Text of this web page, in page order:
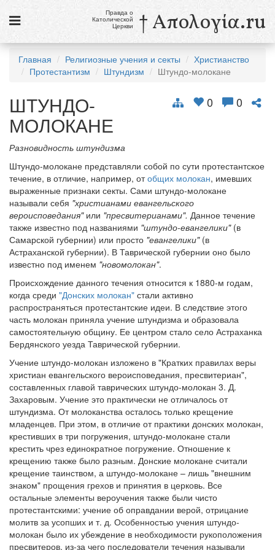
Новости
Католики в России
Галерея
Викторины
Ссылки
Религиозные учения и секты, справочник
9 августа
Св. Тереза Бенедикта Креста, дева и мученица
см. календарь
Обратная связь
mail@apologia.ru
Отправить сообщение
Правда о
Католической
Церкви † Απολογία.ru
Главная Религиозные учения и секты
Христианство
Протестантизм
Штундизм Штундо-молокане
0 0
ШТУНДО-
МОЛОКАНЕ
Разновидность штундизма
Штундо-молокане представляли собой по сути протестантское
течение, в отличие, например, отобщих молокан, имевших
выраженные признаки секты. Сами штундо-молокане
называли себя "христианами евангельского
вероисповедания"или "пресвитерианами". Данное течение
также известно под названиями "штундо-евангелики"(в
Самарской губернии) или просто "евангелики"(в
Астраханской губернии). В Таврической губернии оно было
известно под именем "новомолокан".
Происхождение данного течения относится к 1880-м годам,
когда среди "Донских молокан" стали активно
распространяться протестантские идеи. В следствие этого
часть молокан приняла учение штундизма и образовала
самостоятельную общину. Ее центром стало село Астраханка
Бердянского уезда Таврической губернии.
Учение штундо-молокан изложено в "Кратких правилах веры
христиан евангельского вероисповедания, пресвитериан",
составленных главой таврических штундо-молокан 3. Д.
Захаровым. Учение это практически не отличалось от
штундизма. От молоканства осталось только крещение
младенцев. При этом, в отличие от практики донских молокан,
крестивших в три погружения, штундо-молокане стали
крестить чрез единократное погружение. Отношение к
крещению также было разным. Донские молокане считали
крещение таинством, а штундо-молокане – лишь "внешним
знаком" прощения грехов и принятия в церковь. Все
остальные элементы вероучения также были чисто
протестантскими: учение об оправдании верой, отрицание
молитв за усопших и т. д. Особенностью учения штундо-
молокан было их убеждение в необходимости рукоположения
пресвитеров, из-за чего последователи течения называли